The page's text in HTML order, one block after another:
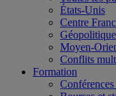
États-Unis
Centre
Géopolitique
Moyen-
Conflits
Formation